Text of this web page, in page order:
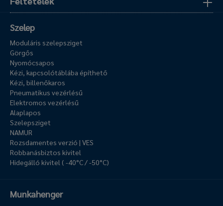
Szelep
Moduláris szelepsziget
Görgős
Nyomócsapos
Kézi, kapcsolótáblába építhető
Kézi, billenőkaros
Pneumatikus vezérlésű
Elektromos vezérlésű
Alaplapos
Szelepsziget
NAMUR
Rozsdamentes verzió | VES
Robbanásbiztos kivitel
Hidegálló kivitel ( -40°C / -50°C)
Munkahenger